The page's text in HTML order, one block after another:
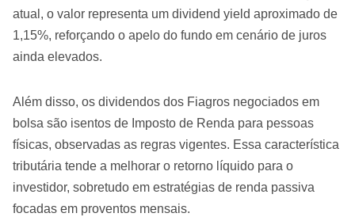
atual, o valor representa um dividend yield aproximado de
1,15%, reforçando o apelo do fundo em cenário de juros
ainda elevados.
Além disso, os dividendos dos Fiagros negociados em
bolsa são isentos de Imposto de Renda para pessoas
físicas, observadas as regras vigentes. Essa característica
tributária tende a melhorar o retorno líquido para o
investidor, sobretudo em estratégias de renda passiva
focadas em proventos mensais.